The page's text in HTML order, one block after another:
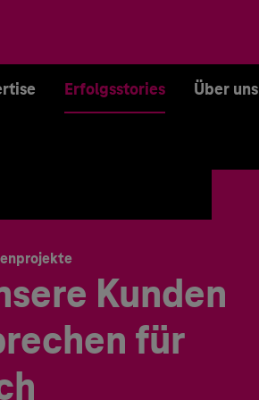
Erfolgsstories Über uns
Kunden
für